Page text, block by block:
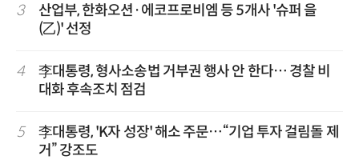
3
산업부, 한화오션·에코프로비엠 등 5개사 '슈퍼 을
(乙)' 선정
4
李대통령, 형사소송법 거부권 행사 안 한다… 경찰 비
대화 후속조치 점검
5
李대통령, 'K자 성장' 해소 주문…“기업 투자 걸림돌 제
거” 강조도